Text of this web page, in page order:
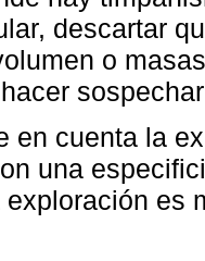
descartar
o
en cuenta la
una
es